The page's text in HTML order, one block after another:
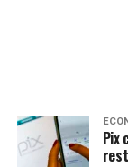
Pix